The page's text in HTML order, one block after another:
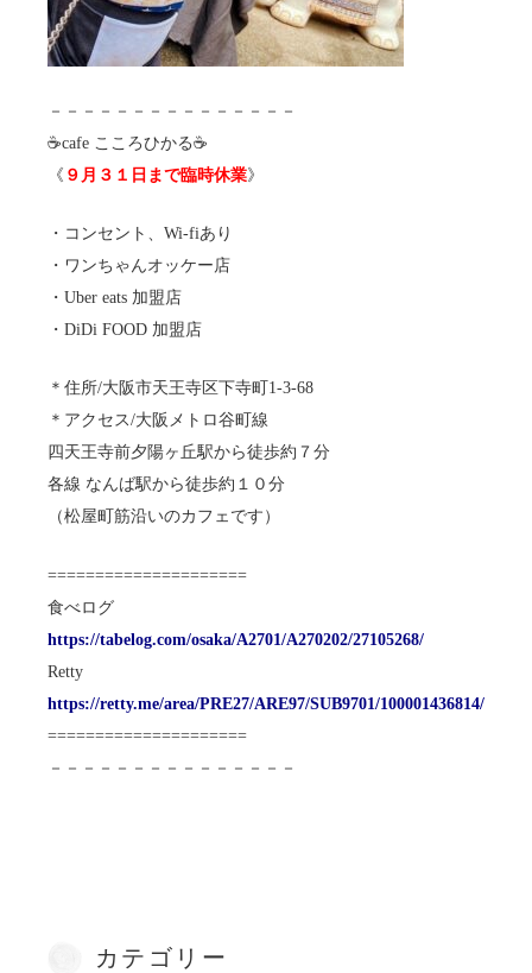
－－－－－－－－－－－－－－－
☕️cafe こころひかる☕️
《 ９月３１日まで臨時休業》
・コンセント、Wi-fiあり
・ワンちゃんオッケー店
・Uber eats 加盟店
・DiDi FOOD 加盟店
＊住所/大阪市天王寺区下寺町1-3-68
＊アクセス/大阪メトロ谷町線
四天王寺前夕陽ヶ丘駅から徒歩約７分
各線 なんば駅から徒歩約１０分
（松屋町筋沿いのカフェです）
=====================
食べログ
https://tabelog.com/osaka/A2701/A270202/27105268/
Retty
https://retty.me/area/PRE27/ARE97/SUB9701/100001436814/
=====================
－－－－－－－－－－－－－－－
カテゴリー